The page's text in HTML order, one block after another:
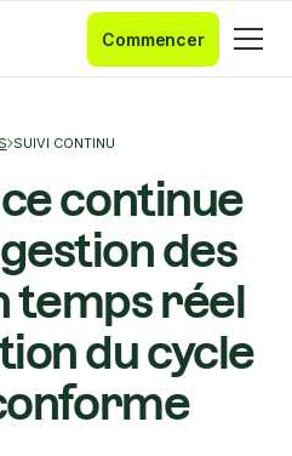
Commencer
SUIVI CONTINU
continue
des
temps réel
du cycle